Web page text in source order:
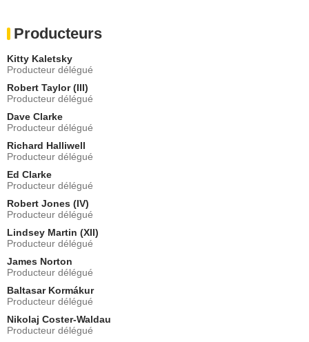
- 1 Episode :1
Wulfnoth
Guðjón Þorsteinn Pálmarsson
Guerrier danois
- 1 Episode :4
Messager
- 1 Episode :4
Þráinn Sigvaldason
Noble londonien
- 1 Episode :8
Hannes Óli Ágústsson
Garde de Northumbrie
- 1 Episode :4
Tommi Thor Gudmundsson
Guerrier Viking
- 1 Episode :6
Anthony Bacigalupo
Messager royal
- 1 Episode :4
Producteurs
Kitty Kaletsky
Producteur délégué
Robert Taylor (III)
Producteur délégué
Dave Clarke
Producteur délégué
Richard Halliwell
Producteur délégué
Ed Clarke
Producteur délégué
Robert Jones (IV)
Producteur délégué
Lindsey Martin (XII)
Producteur délégué
James Norton
Producteur délégué
Baltasar Kormákur
Producteur délégué
Nikolaj Coster-Waldau
Producteur délégué